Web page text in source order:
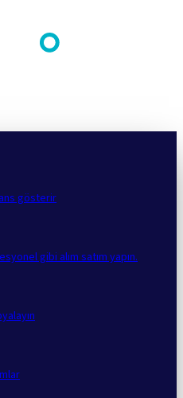
gösterir
gibi alım satım yapın.